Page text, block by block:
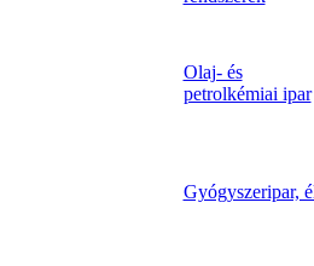
Olaj- és
petrolkémiai ipar
Gyógyszeripar,